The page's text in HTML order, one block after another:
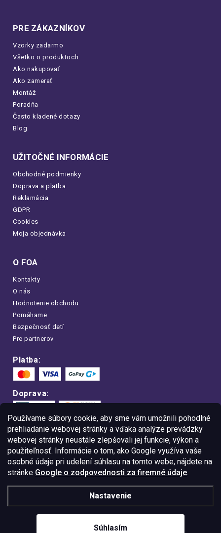
Používame súbory cookie, aby sme vám umožnili pohodlné
prehliadanie webovej stránky a vďaka analýze prevádzky
webovej stránky neustále zlepšovali jej funkcie, výkon a
použiteľnosť. Informácie o tom, ako Google využíva vaše
osobné údaje pri udelení súhlasu na tomto webe, nájdete na
stránke Google o zodpovednosti za firemné údaje.
Nastavenie
Súhlasím
PRE ZÁKAZNÍKOV
Vzorky zadarmo
Všetko o produktoch
Ako nakupovať
Ako zamerať
Montáž
Poradňa
Často kladené dotazy
Blog
UŽITOČNÉ INFORMÁCIE
Obchodné podmienky
Doprava a platba
Reklamácia
GDPR
Cookies
Moja objednávka
O FOA
Kontakty
O nás
Hodnotenie obchodu
Pomáhame
Bezpečnosť detí
Pre partnerov
Platba:
Doprava:
Nakupujte na FOA bezpečne a bez obáv.
Vďaka protokolu HTTPS sú vaše citlivé
dáta v úplnom bezpečí.
© Copyright2026Westlogic Slovakia s.r.o.,
Gajova 4, Bratislava, 811 09